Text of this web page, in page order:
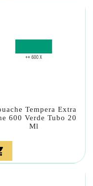
Tempera Extra
600 Verde Tubo 20
Ml